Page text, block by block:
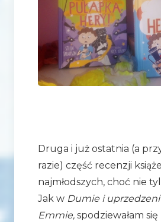
Druga i już ostatnia (a
razie) część recenzji
najmłodszych, choć nie
Jak w Dumie i
Emmie, spodziewałam